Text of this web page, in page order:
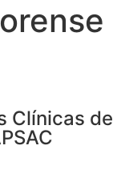
Clínicas